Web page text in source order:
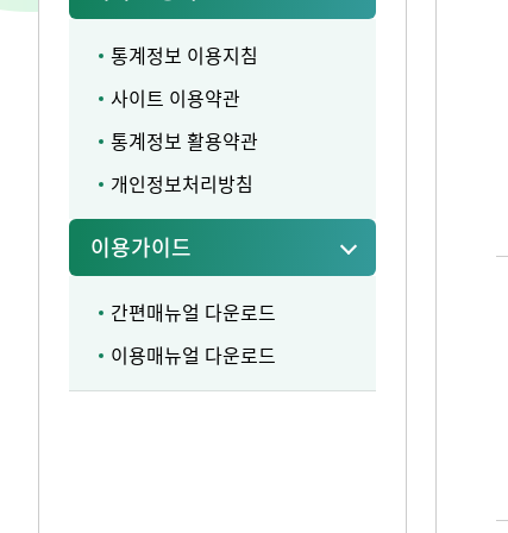
통계정보 이용지침
사이트 이용약관
통계정보 활용약관
개인정보처리방침
이용가이드
간편매뉴얼 다운로드
이용매뉴얼 다운로드